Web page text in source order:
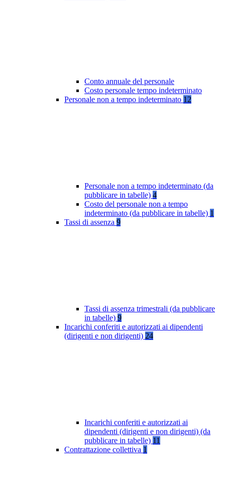
Conto annuale del personale
Costo personale tempo indeterminato
Personale non a tempo indeterminato 12
Personale non a tempo indeterminato (da
pubblicare in tabelle) 4
Costo del personale non a tempo
indeterminato (da pubblicare in tabelle) 1
Tassi di assenza 9
Tassi di assenza trimestrali (da pubblicare
in tabelle) 9
Incarichi conferiti e autorizzati ai dipendenti
(dirigenti e non dirigenti) 24
Incarichi conferiti e autorizzati ai
dipendenti (dirigenti e non dirigenti) (da
pubblicare in tabelle) 11
Contrattazione collettiva 1